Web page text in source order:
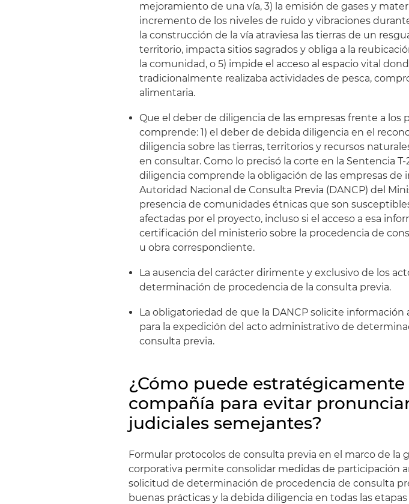
mejoramiento de una vía, 3) la emisión de gases y
incremento de los niveles de ruido y vibraciones
la construcción de la vía atraviesa las tierras de un
territorio, impacta sitios sagrados y obliga a la
la comunidad, o 5) impide el acceso al espacio vital
tradicionalmente realizaba actividades de pesca,
alimentaria.
Que el deber de diligencia de las empresas frente a los
comprende: 1) el deber de debida diligencia en el
diligencia sobre las tierras, territorios y recursos
en consultar. Como lo precisó la corte en la Sentencia T-
diligencia comprende la obligación de las empresas de
Autoridad Nacional de Consulta Previa (DANCP) del
presencia de comunidades étnicas que son
afectadas por el proyecto, incluso si el acceso a esa
certificación del ministerio sobre la procedencia de
u obra correspondiente.
La ausencia del carácter dirimente y exclusivo de los
determinación de procedencia de la consulta previa.
La obligatoriedad de que la DANCP solicite información
para la expedición del acto administrativo de
consulta previa.
¿Cómo puede
compañía para evitar
judiciales semejantes?
Formular protocolos de consulta previa en el marco de la
corporativa permite consolidar medidas de participación
solicitud de determinación de procedencia de consulta
buenas prácticas y la debida diligencia en todas las